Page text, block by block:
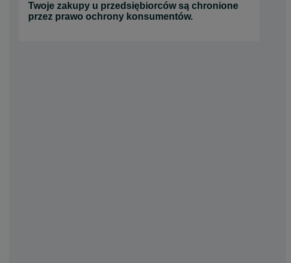
Twoje zakupy u przedsiębiorców są chronione
przez prawo ochrony konsumentów.